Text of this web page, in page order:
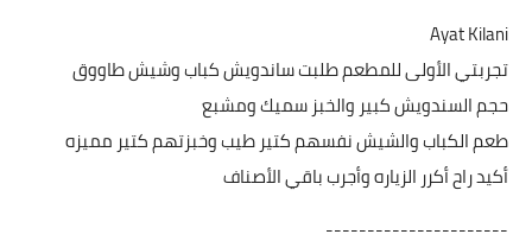
Ayat Kilani
تجربتي الأولى للمطعم طلبت ساندويش كباب وشيش طاووق
حجم السندويش كبير والخبز سميك ومشبع
طعم الكباب والشيش نفسهم كتير طيب وخبزتهم كتير مميزه
أكيد راح أكرر الزياره وأجرب باقي الأصناف
----------------------